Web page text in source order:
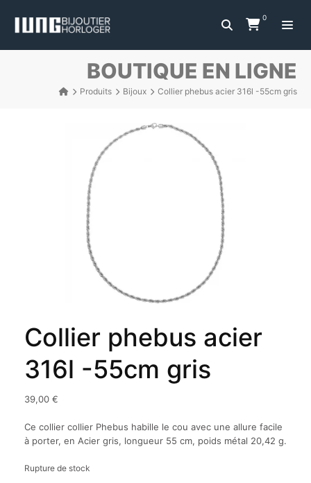
0
BOUTIQUE EN LIGNE
Produits Bijoux Collier phebus acier 316l -55cm gris
Collier phebus acier
316l -55cm gris
39,00 €
Ce collier collier Phebus habille le cou avec une allure facile
à porter, en Acier gris, longueur 55 cm, poids métal 20,42 g.
Rupture de stock